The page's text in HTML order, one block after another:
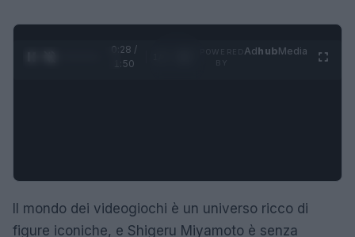
0:29 /
1:50
AdhubMedia
Il mondo dei videogiochi è un universo ricco di
figure iconiche, e Shigeru Miyamoto è senza